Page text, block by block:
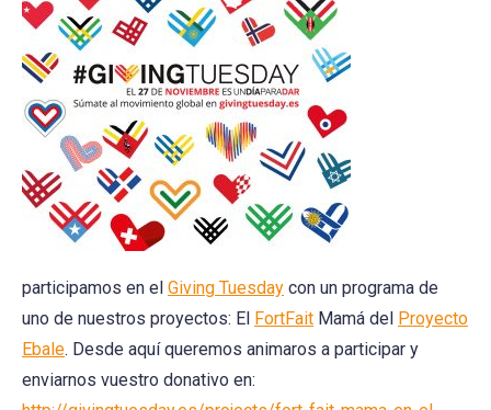
participamos en el Giving Tuesday con un programa de
uno de nuestros proyectos: El FortFait Mamá del Proyecto
Ebale. Desde aquí queremos animaros a participar y
enviarnos vuestro donativo en: